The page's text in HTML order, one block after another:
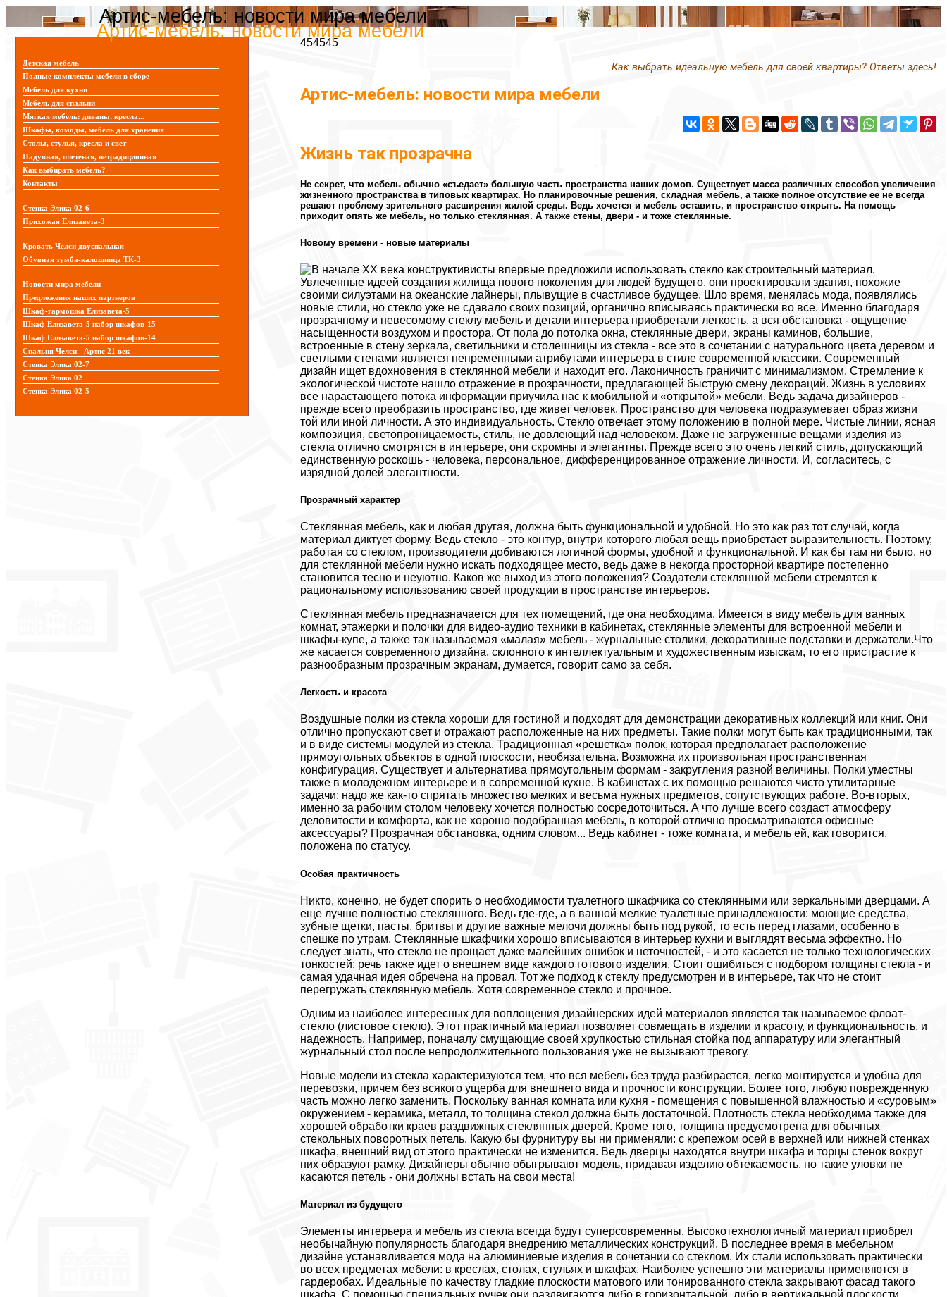
Артис-мебель: новости мира мебели
Артис-мебель: новости мира мебели
454545
Как выбрать идеальную мебель для своей квартиры? Ответы здесь!
Артис-мебель: новости мира мебели
Жизнь так прозрачна
Не секрет, что мебель обычно «съедает» большую часть пространства наших домов. Существует масса различных способов увеличения
жизненного пространства в типовых квартирах. Но планировочные решения, складная мебель, а также полное отсутствие ее не всегда
решают проблему зрительного расширения жилой среды. Ведь хочется и мебель оставить, и пространство открыть. На помощь
приходит опять же мебель, но только стеклянная. А также стены, двери - и тоже стеклянные.
Новому времени - новые материалы
В начале XX века конструктивисты впервые предложили использовать стекло как строительный материал.
Увлеченные идеей создания жилища нового поколения для людей будущего, они проектировали здания, похожие
своими силуэтами на океанские лайнеры, плывущие в счастливое будущее. Шло время, менялась мода, появлялись
новые стили, но стекло уже не сдавало своих позиций, органично вписываясь практически во все. Именно благодаря
прозрачному и невесомому стеклу мебель и детали интерьера приобретали легкость, а вся обстановка - ощущение
насыщенности воздухом и простора. От пола до потолка окна, стеклянные двери, экраны каминов, большие,
встроенные в стену зеркала, светильники и столешницы из стекла - все это в сочетании с натурального цвета деревом и
светлыми стенами является непременными атрибутами интерьера в стиле современной классики. Современный
дизайн ищет вдохновения в стеклянной мебели и находит его. Лаконичность граничит с минимализмом. Стремление к
экологической чистоте нашло отражение в прозрачности, предлагающей быструю смену декораций. Жизнь в условиях
все нарастающего потока информации приучила нас к мобильной и «открытой» мебели. Ведь задача дизайнеров -
прежде всего преобразить пространство, где живет человек. Пространство для человека подразумевает образ жизни
той или иной личности. А это индивидуальность. Стекло отвечает этому положению в полной мере. Чистые линии, ясная
композиция, светопроницаемость, стиль, не довлеющий над человеком. Даже не загруженные вещами изделия из
стекла отлично смотрятся в интерьере, они скромны и элегантны. Прежде всего это очень легкий стиль, допускающий
единственную роскошь - человека, персональное, дифференцированное отражение личности. И, согласитесь, с
изрядной долей элегантности.
Прозрачный характер
Стеклянная мебель, как и любая другая, должна быть функциональной и удобной. Но это как раз тот случай, когда
материал диктует форму. Ведь стекло - это контур, внутри которого любая вещь приобретает выразительность. Поэтому,
работая со стеклом, производители добиваются логичной формы, удобной и функциональной. И как бы там ни было, но
для стеклянной мебели нужно искать подходящее место, ведь даже в некогда просторной квартире постепенно
становится тесно и неуютно. Каков же выход из этого положения? Создатели стеклянной мебели стремятся к
рациональному использованию своей продукции в пространстве интерьеров.
Стеклянная мебель предназначается для тех помещений, где она необходима. Имеется в виду мебель для ванных
комнат, этажерки и полочки для видео-аудио техники в кабинетах, стеклянные элементы для встроенной мебели и
шкафы-купе, а также так называемая «малая» мебель - журнальные столики, декоративные подставки и держатели.Что
же касается современного дизайна, склонного к интеллектуальным и художественным изыскам, то его пристрастие к
разнообразным прозрачным экранам, думается, говорит само за себя.
Легкость и красота
Воздушные полки из стекла хороши для гостиной и подходят для демонстрации декоративных коллекций или книг. Они
отлично пропускают свет и отражают расположенные на них предметы. Такие полки могут быть как традиционными, так
и в виде системы модулей из стекла. Традиционная «решетка» полок, которая предполагает расположение
прямоугольных объектов в одной плоскости, необязательна. Возможна их произвольная пространственная
конфигурация. Существует и альтернатива прямоугольным формам - закругления разной величины. Полки уместны
также в молодежном интерьере и в современной кухне. В кабинетах с их помощью решаются чисто утилитарные
задачи: надо же как-то спрятать множество мелких и весьма нужных предметов, сопутствующих работе. Во-вторых,
именно за рабочим столом человеку хочется полностью сосредоточиться. А что лучше всего создаст атмосферу
деловитости и комфорта, как не хорошо подобранная мебель, в которой отлично просматриваются офисные
аксессуары? Прозрачная обстановка, одним словом... Ведь кабинет - тоже комната, и мебель ей, как говорится,
положена по статусу.
Особая практичность
Никто, конечно, не будет спорить о необходимости туалетного шкафчика со стеклянными или зеркальными дверцами. А
еще лучше полностью стеклянного. Ведь где-где, а в ванной мелкие туалетные принадлежности: моющие средства,
зубные щетки, пасты, бритвы и другие важные мелочи должны быть под рукой, то есть перед глазами, особенно в
спешке по утрам. Стеклянные шкафчики хорошо вписываются в интерьер кухни и выглядят весьма эффектно. Но
следует знать, что стекло не прощает даже малейших ошибок и неточностей, - и это касается не только технологических
тонкостей: речь также идет о внешнем виде каждого готового изделия. Стоит ошибиться с подбором толщины стекла - и
самая удачная идея обречена на провал. Тот же подход к стеклу предусмотрен и в интерьере, так что не стоит
перегружать стеклянную мебель. Хотя современное стекло и прочное.
Одним из наиболее интересных для воплощения дизайнерских идей материалов является так называемое флоат-
стекло (листовое стекло). Этот практичный материал позволяет совмещать в изделии и красоту, и функциональность, и
надежность. Например, поначалу смущающие своей хрупкостью стильная стойка под аппаратуру или элегантный
журнальный стол после непродолжительного пользования уже не вызывают тревогу.
Новые модели из стекла характеризуются тем, что вся мебель без труда разбирается, легко монтируется и удобна для
перевозки, причем без всякого ущерба для внешнего вида и прочности конструкции. Более того, любую поврежденную
часть можно легко заменить. Поскольку ванная комната или кухня - помещения с повышенной влажностью и «суровым»
окружением - керамика, металл, то толщина стекол должна быть достаточной. Плотность стекла необходима также для
хорошей обработки краев раздвижных стеклянных дверей. Кроме того, толщина предусмотрена для обычных
стекольных поворотных петель. Какую бы фурнитуру вы ни применяли: с крепежом осей в верхней или нижней стенках
шкафа, внешний вид от этого практически не изменится. Ведь дверцы находятся внутри шкафа и торцы стенок вокруг
них образуют рамку. Дизайнеры обычно обыгрывают модель, придавая изделию обтекаемость, но такие уловки не
касаются петель - они должны встать на свои места!
Материал из будущего
Элементы интерьера и мебель из стекла всегда будут суперсовременны. Высокотехнологичный материал приобрел
необычайную популярность благодаря внедрению металлических конструкций. В последнее время в мебельном
дизайне устанавливается мода на алюминиевые изделия в сочетании со стеклом. Их стали использовать практически
во всех предметах мебели: в креслах, столах, стульях и шкафах. Наиболее успешно эти материалы применяются в
гардеробах. Идеальные по качеству гладкие плоскости матового или тонированного стекла закрывают фасад такого
Детская мебель
Полные комплекты мебели в сборе
Мебель для кухни
Мебель для спальни
Мягкая мебель: диваны, кресла...
Шкафы, комоды, мебель для хранения
Столы, стулья, кресла и свет
Надувная, плетеная, нетрадиционная
Как выбирать мебель?
Контакты
Стенка Элика 02-6
Прихожая Елизавета-3
Кровать Челси двуспальная
Обувная тумба-калошница ТК-3
Новости мира мебели
Предложения наших партнеров
Шкаф-гармошка Елизавета-5
Шкаф Елизавета-5 набор шкафов-15
Шкаф Елизавета-5 набор шкафов-14
Спальня Челси - Артис 21 век
Стенка Элика 02-7
Стенка Элика 02
Стенка Элика 02-5